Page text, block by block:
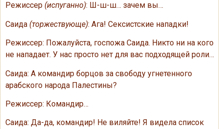
Режиссер (испуганно): Ш-ш-ш… зачем вы…
Саида (торжествующе): Ага! Сексистские нападки!
Режиссер: Пожалуйста, госпожа Саида. Никто ни на кого
не нападает. У нас просто нет для вас подходящей роли…
Саида: А командир борцов за свободу угнетенного
арабского народа Палестины?
Режиссер: Командир…
Саида: Да-да, командир! Не виляйте! Я видела список